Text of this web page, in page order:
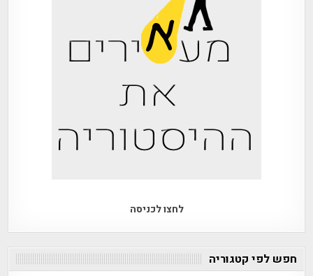
לחצו לכניסה
חפש לפי קטגוריה